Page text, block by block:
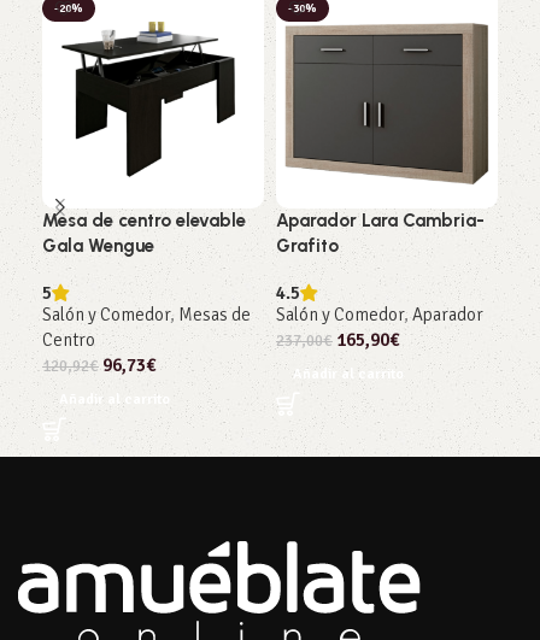
-20%
Mesa de centro elevable
Gala Wengue
5
Salón y Comedor, Mesas de
Centro
120,92€ 96,73€
Añadir al carrito
-30%
Aparador Lara Cambria-
Grafito
4.5
Salón y Comedor,Aparador
237,00€ 165,90€
Añadir al carrito
-
–
5